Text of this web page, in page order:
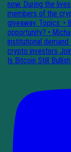
Is Bitcoin Still